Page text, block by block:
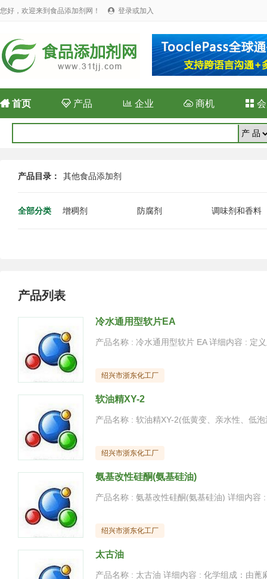
您好，欢迎来到食品添加剂网！  登录或加入
首页 产品 企业  商机 
产品目录： 其他食品添加剂
全部分类 增稠剂 防腐剂 调味剂和香料
产品列表
冷水通用型软片EA
绍兴市浙东化工厂
软油精XY-2
绍兴市浙东化工厂
氨基改性硅酮(氨基硅油)
绍兴市浙东化工厂
太古油